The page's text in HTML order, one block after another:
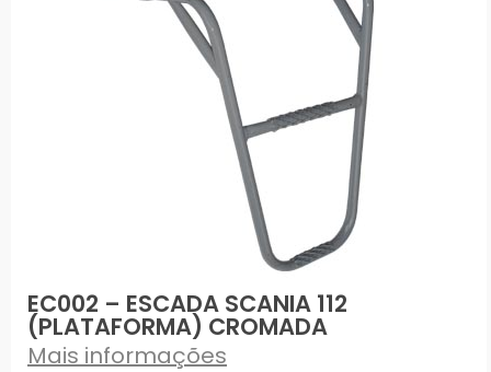
EC002 – ESCADA SCANIA 112
(PLATAFORMA) CROMADA
Mais informações